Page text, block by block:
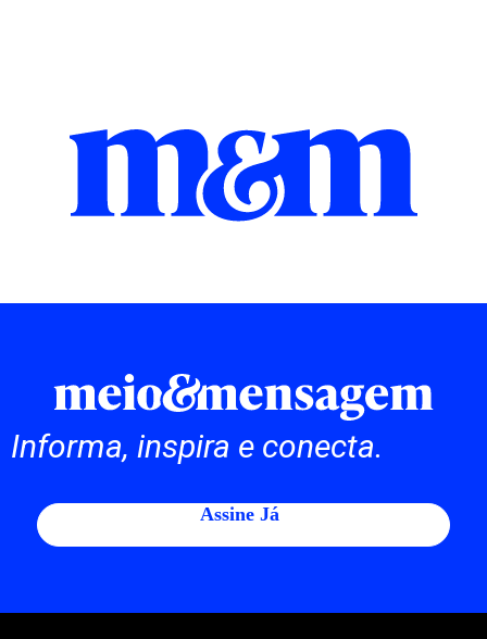
Informa, inspira e conecta.
Assine Já